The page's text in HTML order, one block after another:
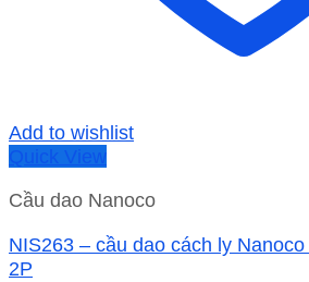
Add to wishlist
Quick View
Cầu dao Nanoco
NIS263 – cầu dao cách ly
2P